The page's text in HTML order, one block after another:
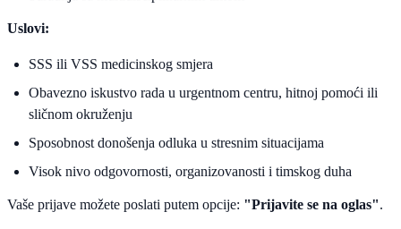
Uslovi:
SSS ili VSS medicinskog smjera
Obavezno iskustvo rada u urgentnom centru, hitnoj pomoći ili
sličnom okruženju
Sposobnost donošenja odluka u stresnim situacijama
Visok nivo odgovornosti, organizovanosti i timskog duha
Vaše prijave možete poslati putem opcije: "Prijavite se na oglas".